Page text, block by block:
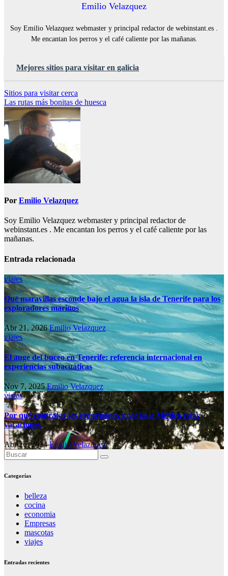
Emilio Velazquez
Soy Emilio Velazquez webmaster y principal redactor de webinstant.es .
Me encantan los perros y el café caliente por las mañanas.
Mejores sitios para visitar en galicia
Navegación
de
entradas
Sitios para visitar cerca
Las rutas más bonitas de huesca
Por Emilio Velazquez
Soy Emilio Velazquez webmaster y principal redactor de
webinstant.es . Me encantan los perros y el café caliente por las
mañanas.
Entrada relacionada
viajes
Qué maravillas esconde bajo el agua la isla de Tenerife para los
exploradores marinos
Abr 21, 2026Emilio Velazquez
viajes
El auge del buceo en Tenerife: referencia internacional en
experiencias subacuáticas
Nov 7, 2025Emilio Velazquez
viajes
Por qué contratar las excursiones si viajas a México estas
vacaciones
Abr 26, 2024Emilio Velazquez
Categorías
belleza
cocina
economia
Empresas
mascotas
viajes
Entradas recientes